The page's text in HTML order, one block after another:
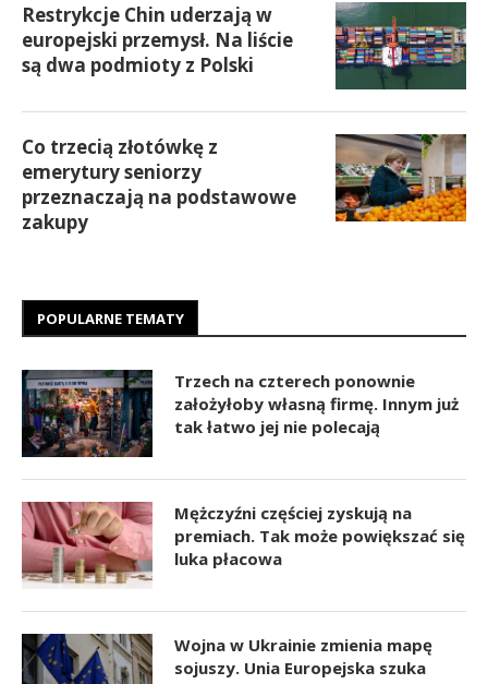
Restrykcje Chin uderzają w
europejski przemysł. Na liście
są dwa podmioty z Polski
Co trzecią złotówkę z
emerytury seniorzy
przeznaczają na podstawowe
zakupy
POPULARNE TEMATY
Trzech na czterech ponownie
założyłoby własną firmę. Innym już
tak łatwo jej nie polecają
Mężczyźni częściej zyskują na
premiach. Tak może powiększać się
luka płacowa
Wojna w Ukrainie zmienia mapę
sojuszy. Unia Europejska szuka